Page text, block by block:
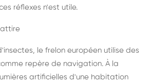
réflexes n'est utile.
le frelon européen utilise des
repère de navigation. À la
artificielles d'une habitation